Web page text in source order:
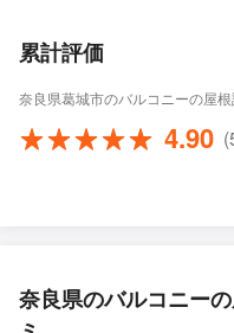
累計評価
奈良県葛城市のバルコニーの屋
4.90
奈良県のバルコニー